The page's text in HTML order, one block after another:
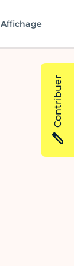
Affichage
Contribuer